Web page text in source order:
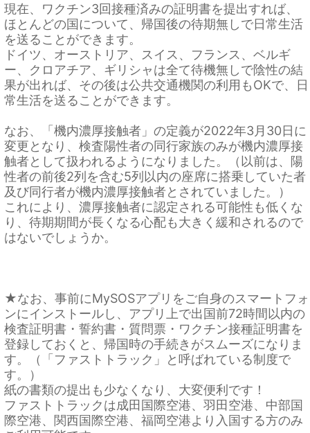
現在、ワクチン3回接種済みの証明書を提出すれば、
ほとんどの国について、帰国後の待期無しで日常生活
を送ることができます。
ドイツ、オーストリア、スイス、フランス、ベルギ
ー、クロアチア、ギリシャは全て待機無しで陰性の結
果が出れば、その後は公共交通機関の利用もOKで、日
常生活を送ることができます。
なお、「機内濃厚接触者」の定義が2022年3月30日に
変更となり、検査陽性者の同行家族のみが機内濃厚接
触者として扱われるようになりました。（以前は、陽
性者の前後2列を含む5列以内の座席に搭乗していた者
及び同行者が機内濃厚接触者とされていました。）
これにより、濃厚接触者に認定される可能性も低くな
り、待期期間が長くなる心配も大きく緩和されるので
はないでしょうか。
★なお、事前にMySOSアプリをご自身のスマートフォ
ンにインストールし、アプリ上で出国前72時間以内の
検査証明書・誓約書・質問票・ワクチン接種証明書を
登録しておくと、帰国時の手続きがスムーズになりま
す。（「ファストトラック」と呼ばれている制度で
す。）
紙の書類の提出も少なくなり、大変便利です！
ファストトラックは成田国際空港、羽田空港、中部国
際空港、関西国際空港、福岡空港より入国する方のみ